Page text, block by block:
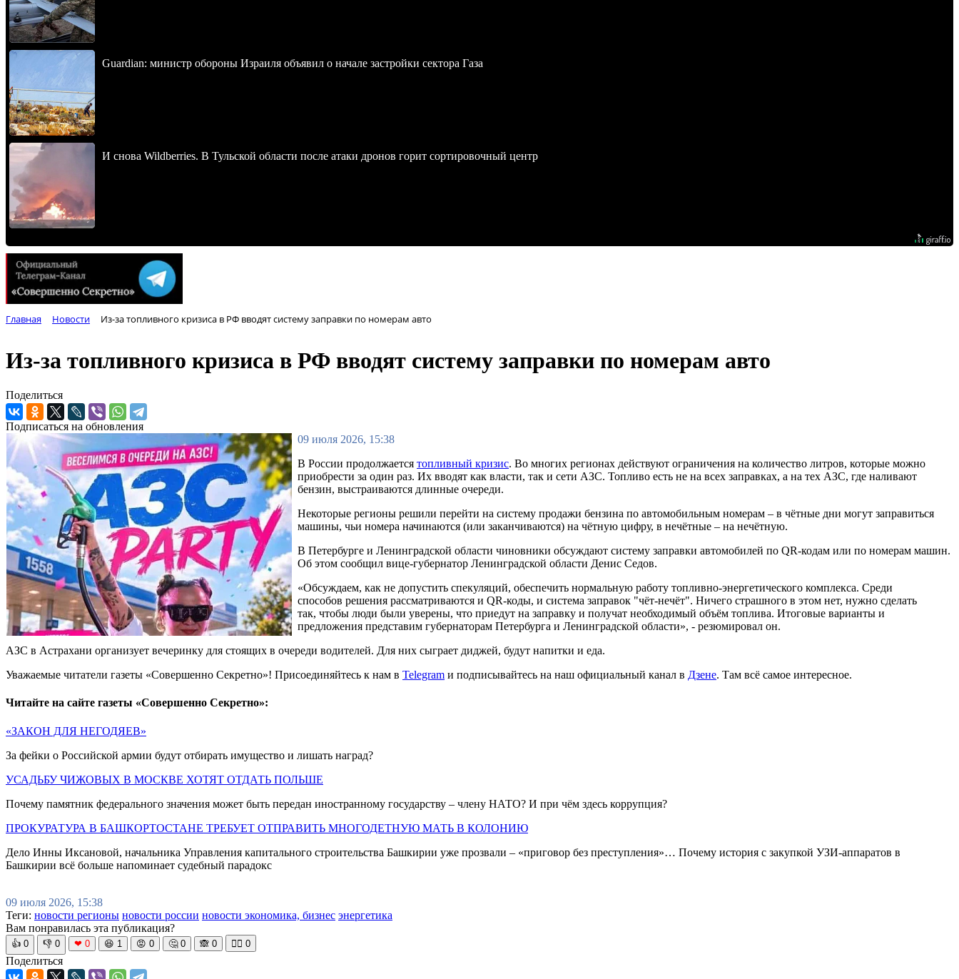
Guardian: министр обороны Израиля объявил о начале застройки сектора Газа
И снова Wildberries. В Тульской области после атаки дронов горит сортировочный центр
Главная Новости Из-за топливного кризиса в РФ вводят систему заправки по номерам авто
Из-за топливного кризиса в РФ вводят систему заправки по номерам авто
Поделиться
Подписаться на обновления
09 июля 2026, 15:38
В России продолжается топливный кризис. Во многих регионах действуют ограничения на количество литров, которые можно
приобрести за один раз. Их вводят как власти, так и сети АЗС. Топливо есть не на всех заправках, а на тех АЗС, где наливают
бензин, выстраиваются длинные очереди.
Некоторые регионы решили перейти на систему продажи бензина по автомобильным номерам – в чётные дни могут заправиться
машины, чьи номера начинаются (или заканчиваются) на чётную цифру, в нечётные – на нечётную.
В Петербурге и Ленинградской области чиновники обсуждают систему заправки автомобилей по QR-кодам или по номерам машин.
Об этом сообщил вице-губернатор Ленинградской области Денис Седов.
«Обсуждаем, как не допустить спекуляций, обеспечить нормальную работу топливно-энергетического комплекса. Среди
способов решения рассматриваются и QR-коды, и система заправок "чёт-нечёт". Ничего страшного в этом нет, нужно сделать
так, чтобы люди были уверены, что приедут на заправку и получат необходимый объём топлива. Итоговые варианты и
предложения представим губернаторам Петербурга и Ленинградской области», - резюмировал он.
АЗС в Астрахани организует вечеринку для стоящих в очереди водителей. Для них сыграет диджей, будут напитки и еда.
Уважаемые читатели газеты «Совершенно Секретно»! Присоединяйтесь к нам в Telegram и подписывайтесь на наш официальный канал в Дзене. Там всё самое интересное.
Читайте на сайте газеты «Совершенно Секретно»:
«ЗАКОН ДЛЯ НЕГОДЯЕВ»
За фейки о Российской армии будут отбирать имущество и лишать наград?
УСАДЬБУ ЧИЖОВЫХ В МОСКВЕ ХОТЯТ ОТДАТЬ ПОЛЬШЕ
Почему памятник федерального значения может быть передан иностранному государству – члену НАТО? И при чём здесь коррупция?
ПРОКУРАТУРА В БАШКОРТОСТАНЕ ТРЕБУЕТ ОТПРАВИТЬ МНОГОДЕТНУЮ МАТЬ В КОЛОНИЮ
Дело Инны Иксановой, начальника Управления капитального строительства Башкирии уже прозвали – «приговор без преступления»… Почему история с закупкой УЗИ-аппаратов в
Башкирии всё больше напоминает судебный парадокс
09 июля 2026, 15:38
Теги: новости регионы новости россии новости экономика, бизнес энергетика
Вам понравилась эта публикация?
👍 0 👎 0 ❤ 0 😆 1 😡 0 🤔 0 🙈 0 🧘‍♀️ 0
Поделиться